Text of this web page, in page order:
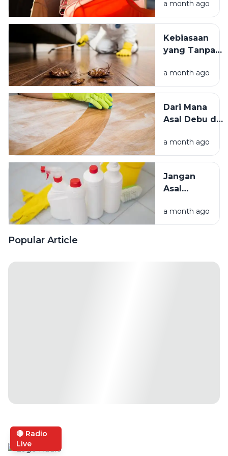
Kesejahteraan
Kita?
atau Di
Tempat
Mana yang
Lebih
a month ago
Kebiasaan
yang Tanpa
Mengundang
Kecoak,
Hama
Lainnya Ke
a month ago
Dari Mana
Asal Debu di
Kenali
Penyebab
Mengatasinya
a month ago
Jangan
Asal
Bahan
Pembersih
a month ago
Popular Article
🔴 Radio
Live